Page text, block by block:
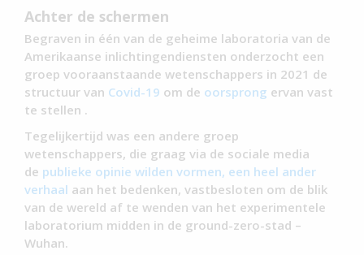
Achter de schermen
Begraven in één van de geheime laboratoria van de
Amerikaanse inlichtingendiensten onderzocht een
groep vooraanstaande wetenschappers in 2021 de
structuur van Covid-19 om de oorsprong ervan vast
te stellen .
Tegelijkertijd was een andere groep
wetenschappers, die graag via de sociale media
de publieke opinie wilden vormen, een heel ander
verhaal aan het bedenken, vastbesloten om de blik
van de wereld af te wenden van het experimentele
laboratorium midden in de ground-zero-stad –
Wuhan.